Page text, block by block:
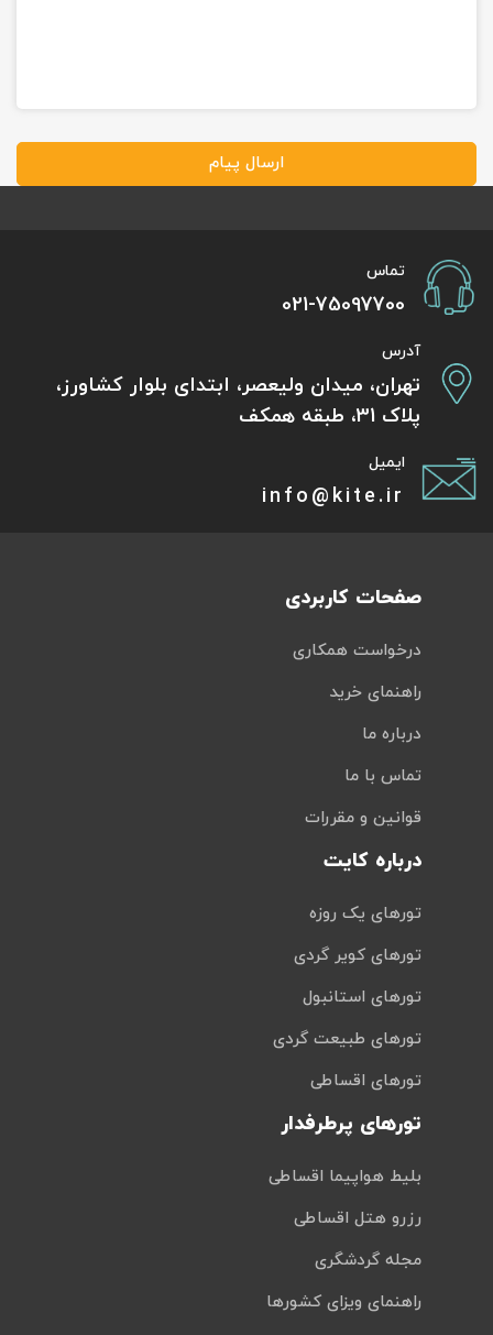
ارسال پیام
تماس
021-75097700
آدرس
تهران، میدان ولیعصر، ابتدای بلوار کشاورز،
پلاک 31، طبقه همکف
ایمیل
info@kite.ir
صفحات کاربردی
درخواست همکاری
راهنمای خرید
درباره ما
تماس با ما
قوانین و مقررات
درباره کایت
تورهای یک روزه
تورهای کویر گردی
تورهای استانبول
تورهای طبیعت گردی
تورهای اقساطی
تورهای پرطرفدار
بلیط هواپیما اقساطی
رزرو هتل اقساطی
مجله گردشگری
راهنمای ویزای کشورها